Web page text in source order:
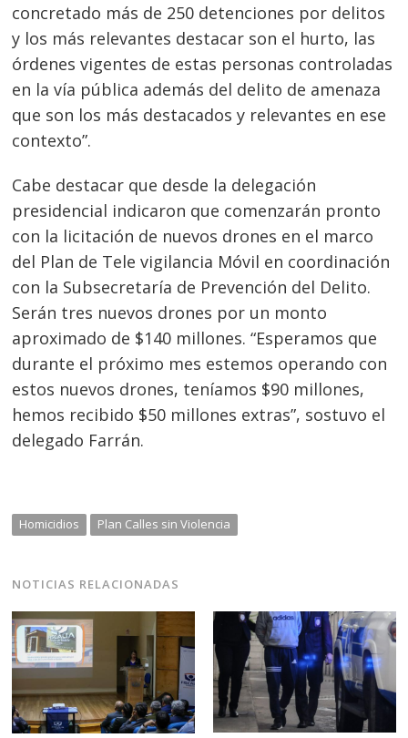
concretado más de 250 detenciones por delitos
y los más relevantes destacar son el hurto, las
órdenes vigentes de estas personas controladas
en la vía pública además del delito de amenaza
que son los más destacados y relevantes en ese
contexto”.
Cabe destacar que desde la delegación
presidencial indicaron que comenzarán pronto
con la licitación de nuevos drones en el marco
del Plan de Tele vigilancia Móvil en coordinación
con la Subsecretaría de Prevención del Delito.
Serán tres nuevos drones por un monto
aproximado de $140 millones. “Esperamos que
durante el próximo mes estemos operando con
estos nuevos drones, teníamos $90 millones,
hemos recibido $50 millones extras”, sostuvo el
delegado Farrán.
Homicidios Plan Calles sin Violencia
NOTICIAS RELACIONADAS